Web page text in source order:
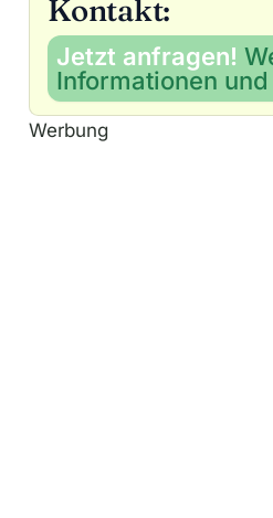
Kontakt:
Jetzt anfragen!
Informationen
Werbung